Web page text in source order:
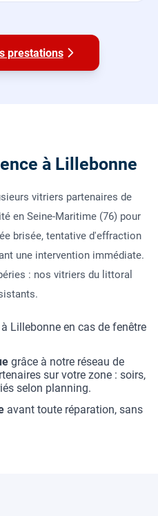
prestations
à Lillebonne
vitriers partenaires de
en Seine-Maritime (76) pour
brisée, tentative d'effraction
une intervention immédiate.
: nos vitriers du littoral
à Lillebonne en cas de fenêtre
grâce à notre réseau de
sur votre zone : soirs,
selon planning.
avant toute réparation, sans